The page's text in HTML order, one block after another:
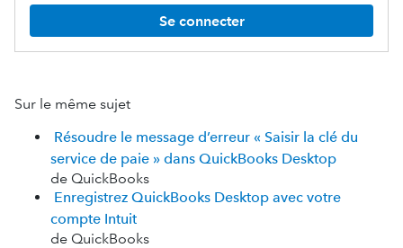
Se connecter
Sur le même sujet
Résoudre le message d’erreur « Saisir la clé du
service de paie » dans QuickBooks Desktop
de QuickBooks
Enregistrez QuickBooks Desktop avec votre
compte Intuit
de QuickBooks